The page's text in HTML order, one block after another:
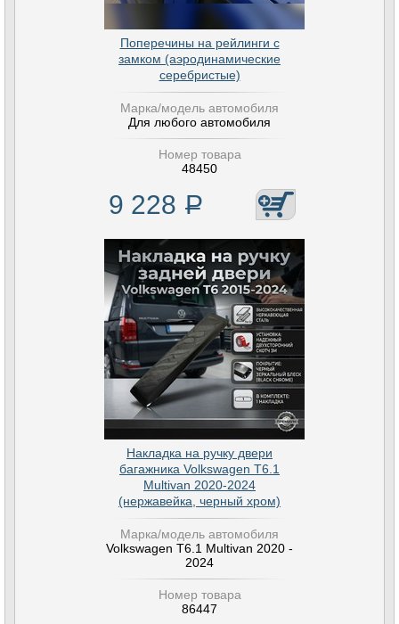
Поперечины на рейлинги с
замком (аэродинамические
серебристые)
Марка/модель автомобиля
Для любого автомобиля
Номер товара
48450
9 228 Р
Накладка на ручку двери
багажника Volkswagen T6.1
Multivan 2020-2024
(нержавейка, черный хром)
Марка/модель автомобиля
Volkswagen T6.1 Multivan 2020 -
2024
Номер товара
86447